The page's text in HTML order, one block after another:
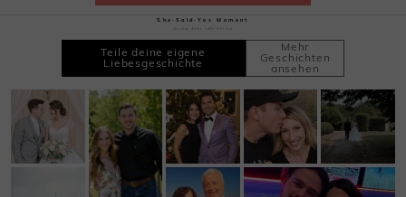
She·Said·Yes Moment
Teile deine eigene
Liebesgeschichte
Mehr
Geschichten
ansehen